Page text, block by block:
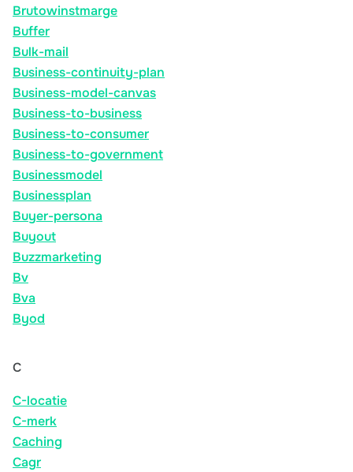
Brutowinstmarge
Buffer
Bulk-mail
Business-continuity-plan
Business-model-canvas
Business-to-business
Business-to-consumer
Business-to-government
Businessmodel
Businessplan
Buyer-persona
Buyout
Buzzmarketing
Bv
Bva
Byod
C
C-locatie
C-merk
Caching
Cagr